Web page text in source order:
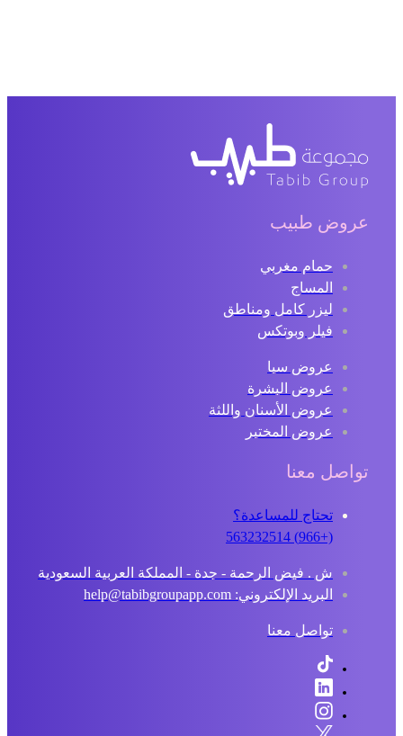
عروض طبيب
حمام مغربي
المساج
ليزر كامل ومناطق
فيلر وبوتكس
عروض سبا
عروض البشرة
عروض الأسنان واللثة
عروض المختبر
تواصل معنا
تحتاج للمساعدة؟
ش . فيض الرحمة - جدة - المملكة العربية السعودية
البريد الإلكتروني: help@tabibgroupapp.com
تواصل معنا